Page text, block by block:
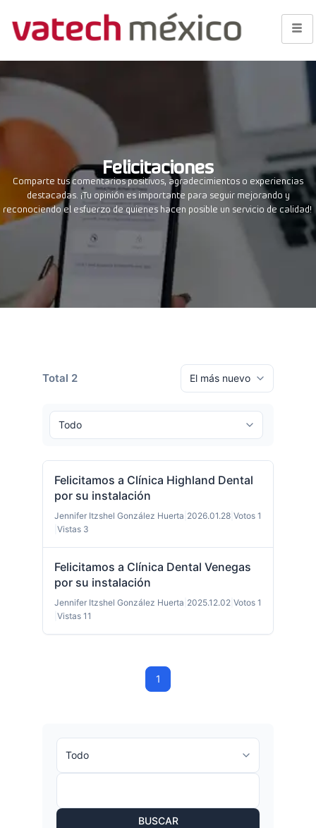
Felicitaciones
Comparte tus comentarios positivos, agradecimientos o experiencias
destacadas. ¡Tu opinión es importante para seguir mejorando y
re conociendo el esfuerzo de quienes hacen posible un servicio de calidad!
Total 2
Felicitamos a Clínica Highland Dental
por su instalación
Jennifer Itzshel González Huerta 2026.01.28 Votos 1
Vistas 3
Felicitamos a Clínica Dental Venegas
por su instalación
Jennifer Itzshel González Huerta 2025.12.02 Votos 1
Vistas 11
1
BUSCAR